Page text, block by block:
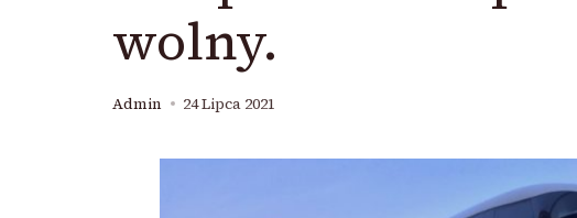
wolny.
Admin 24 Lipca 2021